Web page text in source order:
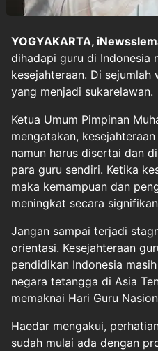
YOGYAKARTA,
dihadapi guru di Indonesia
kesejahteraan. Di sejumlah
yang menjadi sukarelawan.
Ketua Umum Pimpinan
mengatakan,
namun harus disertai dan
para guru sendiri. Ketika
maka kemampuan dan
meningkat secara
Jangan sampai terjadi
orientasi. Kesejahteraan
pendidikan Indonesia
negara tetangga di Asia
memaknai Hari Guru
Haedar mengakui,
sudah mulai ada dengan